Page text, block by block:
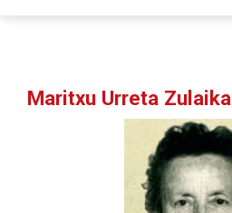
Maritxu Urreta Zulaika